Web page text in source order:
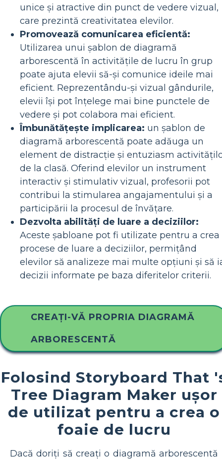
unice și atractive din punct de vedere vizual,
care prezintă creativitatea elevilor.
Promovează comunicarea eficientă:
Utilizarea unui șablon de diagramă
arborescentă în activitățile de lucru în grup
poate ajuta elevii să-și comunice ideile mai
eficient. Reprezentându-și vizual gândurile,
elevii își pot înțelege mai bine punctele de
vedere și pot colabora mai eficient.
Îmbunătățește implicarea: un șablon de
diagramă arborescentă poate adăuga un
element de distracție și entuziasm
de la clasă. Oferind elevilor un instrument
interactiv și stimulativ vizual, profesorii pot
contribui la stimularea angajamentului și a
participării la procesul de învățare.
Dezvolta abilități de luare a deciziilor:
Aceste șabloane pot fi utilizate pentru a crea
procese de luare a deciziilor, permițând
elevilor să analizeze mai multe opțiuni și să
decizii informate pe baza diferitelor criterii.
CREAȚI-VĂ PROPRIA DIAGRAMĂ
ARBORESCENTĂ
Folosind Storyboard That
Tree Diagram Maker ușor
de utilizat pentru a crea o
foaie de lucru
Dacă doriți să creați o diagramă arborescentă